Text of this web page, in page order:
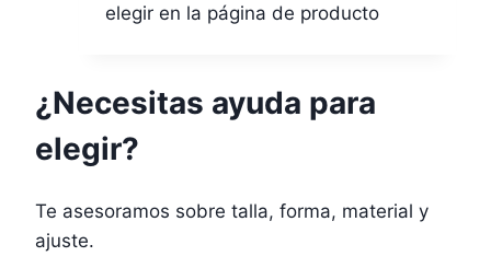
elegir en la página de producto
¿Necesitas ayuda para
elegir?
Te asesoramos sobre talla, forma, material y
ajuste.